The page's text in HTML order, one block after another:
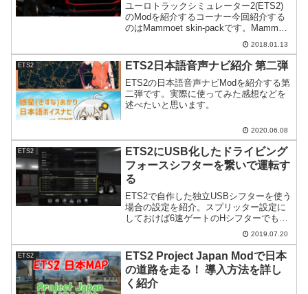
ユーロトラックシミュレーター2(ETS2)
のModを紹介するコーナー今回紹介する
のはMammoet skin-packです。Mammoet
skin-pack 概要Mammoet skin-packはユ
ーロトラックシミュレーター2に登場す
る...
2018.01.13
ETS2 ETS2日本語音声ナビ紹介 第二弾
ETS2の日本語音声ナビModを紹介する第
二弾です。実際に使ってみた感想などを
述べたいと思います。
2020.06.08
ETS2
ETS2にUSB化したドライビング
フォースシフターを繋いで運転す
る
ETS2で自作した独立USBシフターを使う
場合の設定を紹介。スプリッター設定に
しておけば6速ゲートのHシフターでも問
題なくマニュアルシフトで運転が楽しめ
2019.07.20
ETS2
ETS2 Project Japan Modで日本
の道路を走る！ 導入方法を詳し
く紹介